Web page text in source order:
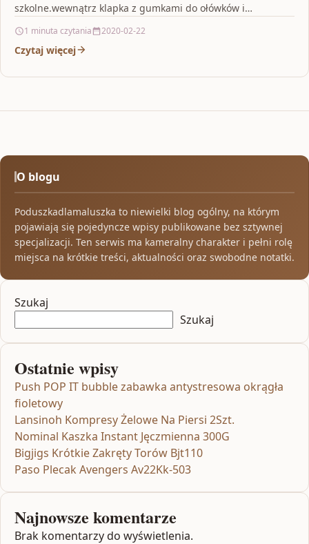
szkolne.wewnątrz klapka z gumkami do ołówków i
1 minuta czytania 2020-02-22
Czytaj więcej
O blogu
Poduszkadlamaluszka to niewielki blog ogólny, na którym
pojawiają się pojedyncze wpisy publikowane bez sztywnej
specjalizacji. Ten serwis ma kameralny charakter i pełni rolę
miejsca na krótkie treści, aktualności oraz swobodne notatki.
Szukaj
Szukaj
Ostatnie wpisy
Push POP IT bubble zabawka antystresowa okrągła
fioletowy
Lansinoh Kompresy Żelowe Na Piersi 2Szt.
Nominal Kaszka Instant Jęczmienna 300G
Bigjigs Krótkie Zakręty Torów Bjt110
Paso Plecak Avengers Av22Kk-503
Najnowsze komentarze
Brak komentarzy do wyświetlenia.